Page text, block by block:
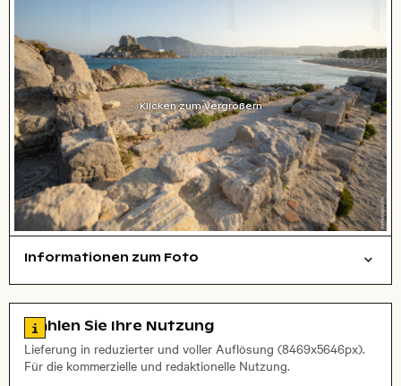
Klicken zum Vergrößern
Informationen zum Foto
, Objektiv
Zu den Lizenzinformationen springen
Wählen Sie Ihre Nutzung
Lieferung in reduzierter und voller Auflösung (8469x5646px).
Für die kommerzielle und redaktionelle Nutzung.